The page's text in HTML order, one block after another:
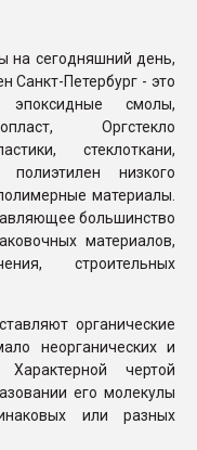
сегодняшний день,
Санкт-Петербург - это
смолы,
Оргстекло
стеклоткани,
низкого
материалы.
большинство
материалов,
строительных
органические
неорганических и
Характерной чертой
его молекулы
или разных